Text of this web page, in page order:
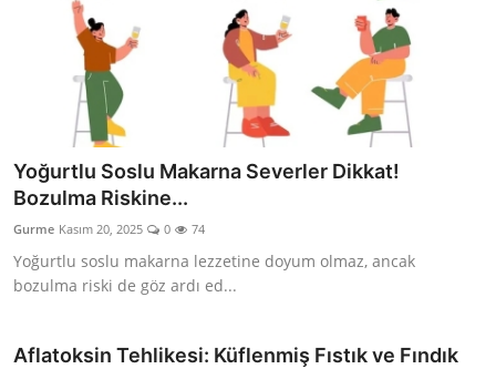
Yoğurtlu Soslu Makarna Severler Dikkat!
Bozulma Riskine...
Gurme Kasım 20, 2025 0 74
Yoğurtlu soslu makarna lezzetine doyum olmaz, ancak
bozulma riski de göz ardı ed...
Aflatoksin Tehlikesi: Küflenmiş Fıstık ve Fındık